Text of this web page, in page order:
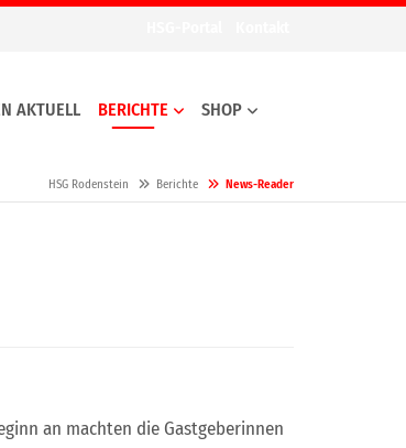
AKTUELL BERICHTE SHOP
HSG Rodenstein Berichte News-Reader
an machten die Gastgeberinnen